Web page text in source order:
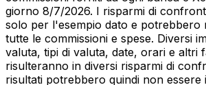
giorno 8/7/2026. I risparmi di
solo per l'esempio dato e potrebbero
tutte le commissioni e spese. Diversi
valuta, tipi di valuta, date, orari e altri
risulteranno in diversi risparmi di
risultati potrebbero quindi non essere